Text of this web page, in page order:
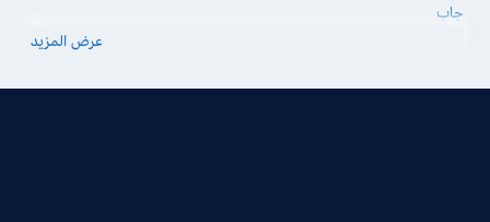
جاب
عرض المزيد